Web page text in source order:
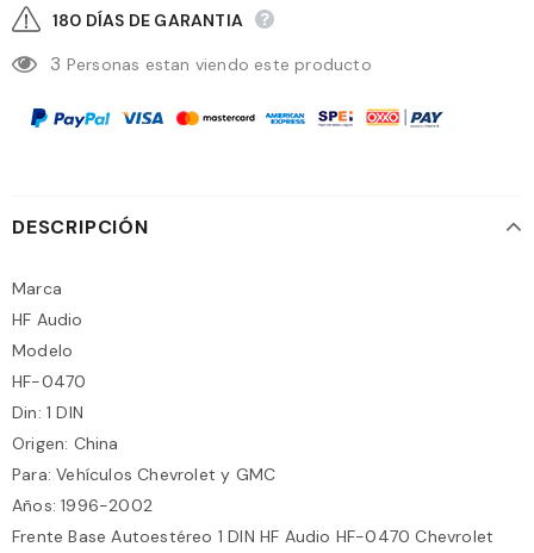
180 DÍAS DE GARANTIA
3 Personas estan viendo este producto
DESCRIPCIÓN
Marca
HF Audio
Modelo
HF-0470
Din: 1 DIN
Origen: China
Para: Vehículos Chevrolet y GMC
Años: 1996-2002
Frente Base Autoestéreo 1 DIN HF Audio HF-0470 Chevrolet